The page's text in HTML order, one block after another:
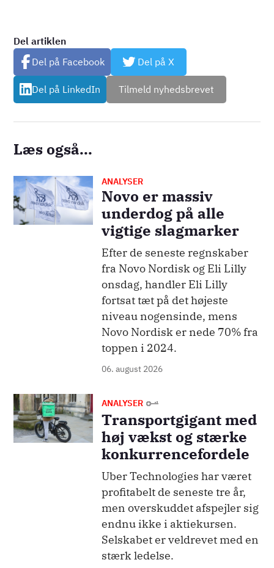
Del artiklen
Del på Facebook
Del på X
Del på LinkedIn Tilmeld nyhedsbrevet
Læs også...
Billede ANALYSER
Novo er massiv
underdog på alle
vigtige slagmarker
Efter de seneste regnskaber
fra Novo Nordisk og Eli Lilly
onsdag, handler Eli Lilly
fortsat tæt på det højeste
niveau nogensinde, mens
Novo Nordisk er nede 70% fra
toppen i 2024.
06. august 2026
Billede ANALYSER
Transportgigant med
høj vækst og stærke
konkurrencefordele
Uber Technologies har været
profitabelt de seneste tre år,
men overskuddet afspejler sig
endnu ikke i aktiekursen.
Selskabet er veldrevet med en
stærk ledelse.